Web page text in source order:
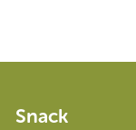
Snack